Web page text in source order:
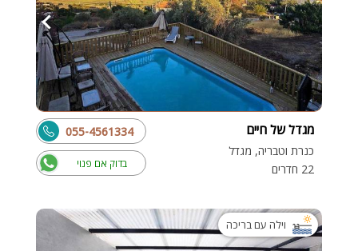
מגדל של חיים
כנרת וטבריה, מגדל
22 חדרים
בדוק אם פנוי
055-4561334
וילה עם בריכה